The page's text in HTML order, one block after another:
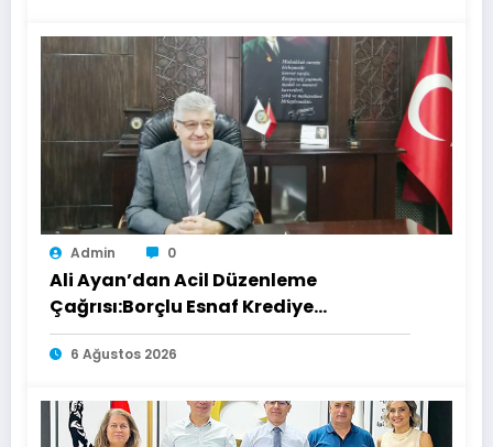
Admin 0
Ali Ayan’dan Acil Düzenleme
Çağrısı:Borçlu Esnaf Krediye
Ulaşamıyor
6 Ağustos 2026